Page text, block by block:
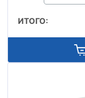
ИТОГО: